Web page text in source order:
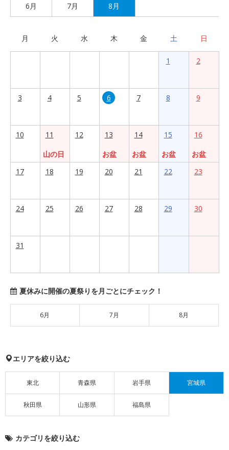
6月 7月 8月
月 火 水 木 金 土 日
1 2
3 4 5 6 7 8 9
10
11
山の日
12
13
お盆
14
お盆
15
お盆
16
お盆
17
18 19 20 21 22 23
24 25 26 27 28 29 30
31
夏休みに開催の夏祭りを月ごとにチェック！
6月 7月 8月
エリアを絞り込む
東北 青森県 岩手県 宮城県
秋田県 山形県 福島県
カテゴリを絞り込む